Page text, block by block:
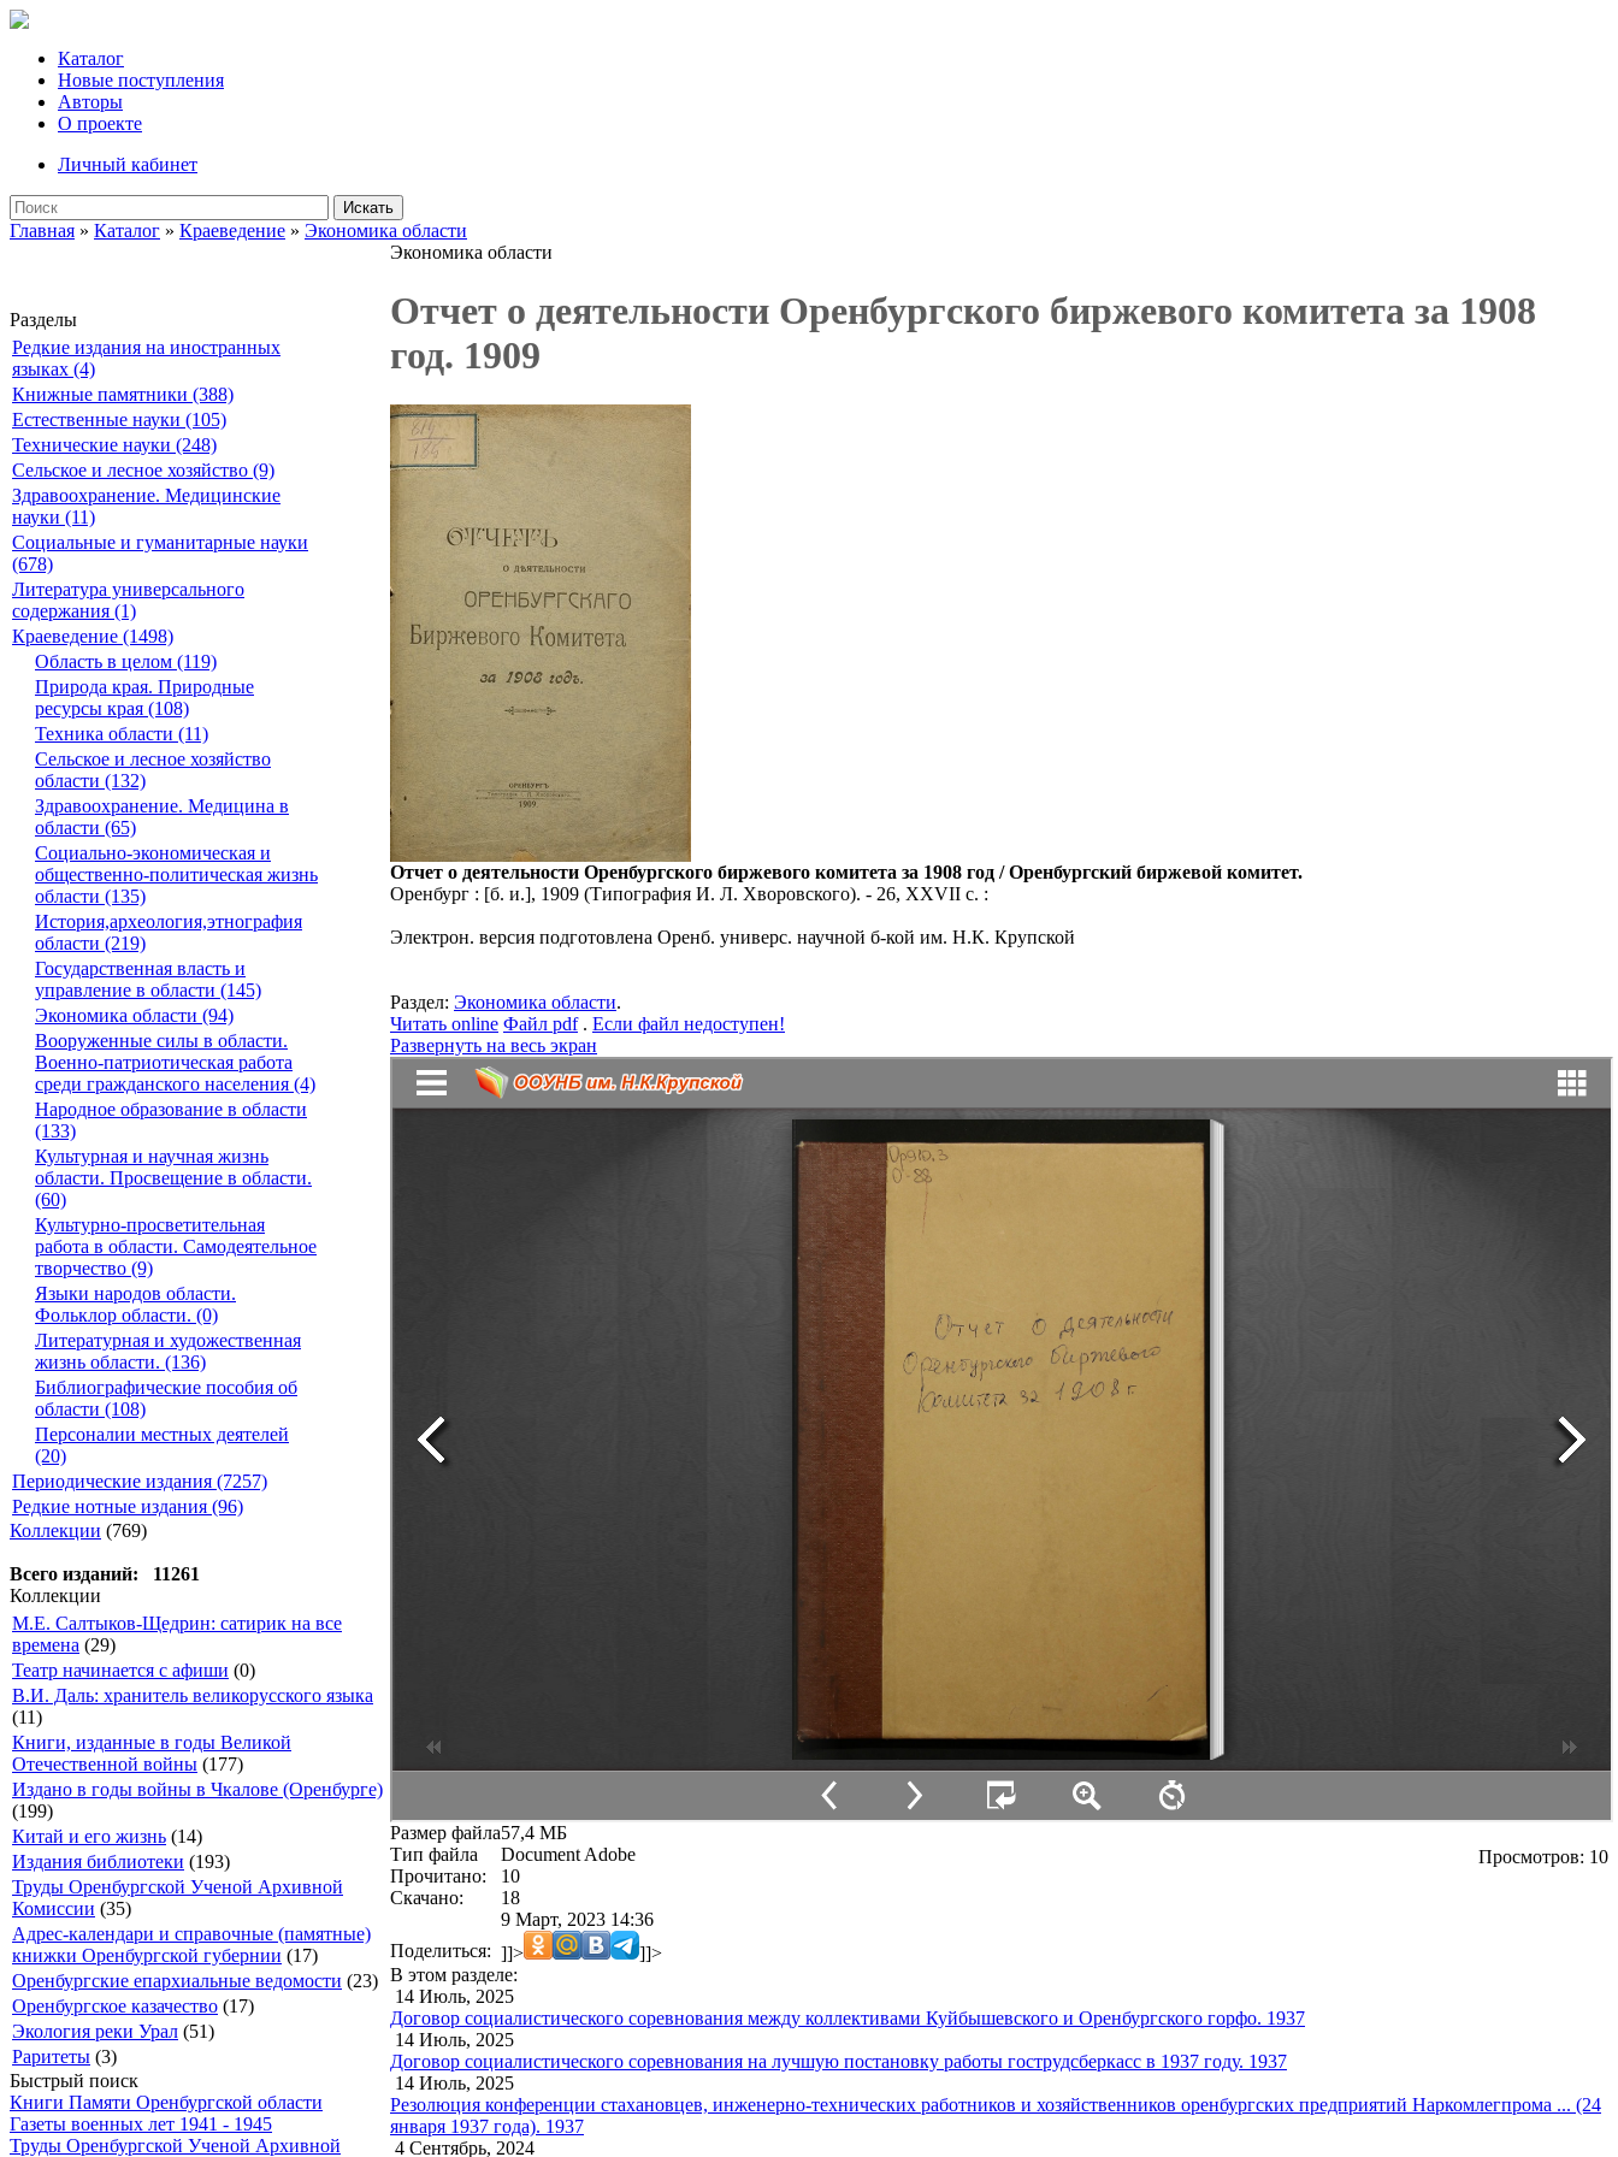
Каталог
Новые поступления
Авторы
О проекте
Личный кабинет
Искать
Главная » Каталог » Краеведение » Экономика области
Разделы
Редкие издания на иностранных
языках (4)
Книжные памятники (388)
Естественные науки (105)
Технические науки (248)
Сельское и лесное хозяйство (9)
Здравоохранение. Медицинские
науки (11)
Социальные и гуманитарные науки
(678)
Литература универсального
содержания (1)
Краеведение (1498)
Область в целом (119)
Природа края. Природные
ресурсы края (108)
Техника области (11)
Сельское и лесное хозяйство
области (132)
Здравоохранение. Медицина в
области (65)
Социально-экономическая и
общественно-политическая жизнь
области (135)
История,археология,этнография
области (219)
Государственная власть и
управление в области (145)
Экономика области (94)
Вооруженные силы в области.
Военно-патриотическая работа
среди гражданского населения (4)
Народное образование в области
(133)
Культурная и научная жизнь
области. Просвещение в области.
(60)
Культурно-просветительная
работа в области. Самодеятельное
творчество (9)
Языки народов области.
Фольклор области. (0)
Литературная и художественная
жизнь области. (136)
Библиографические пособия об
области (108)
Персоналии местных деятелей
(20)
Периодические издания (7257)
Редкие нотные издания (96)
Коллекции (769)
Всего изданий: 11261
Коллекции
М.Е. Салтыков-Щедрин: сатирик на все
времена (29)
Театр начинается с афиши (0)
В.И. Даль: хранитель великорусского языка
(11)
Книги, изданные в годы Великой
Отечественной войны (177)
Издано в годы войны в Чкалове (Оренбурге)
(199)
Китай и его жизнь (14)
Издания библиотеки (193)
Труды Оренбургской Ученой Архивной
Комиссии (35)
Адрес-календари и справочные (памятные)
книжки Оренбургской губернии (17)
Оренбургские епархиальные ведомости (23)
Оренбургское казачество (17)
Экология реки Урал (51)
Раритеты (3)
Быстрый поиск
Книги Памяти Оренбургской области
Газеты военных лет 1941 - 1945
Труды Оренбургской Ученой Архивной
Экономика области
Отчет о деятельности Оренбургского биржевого комитета за 1908
год. 1909
Отчет о деятельности Оренбургского биржевого комитета за 1908 год / Оренбургский биржевой комитет.
Оренбург : [б. и.], 1909 (Типография И. Л. Хворовского). - 26, XXVII с. :
Электрон. версия подготовлена Оренб. универс. научной б-кой им. Н.К. Крупской
Раздел: Экономика области.
Читать online Файл pdf. Если файл недоступен!
Развернуть на весь экран
Просмотров: 10
Размер файла57,4 МБ
Тип файла
Document Adobe
Прочитано:
10
Скачано:
18
9 Март, 2023 14:36
Поделиться: ]]>
]]>
В этом разделе:
14 Июль, 2025
Договор социалистического соревнования между коллективами Куйбышевского и Оренбургского горфо. 1937
14 Июль, 2025
Договор социалистического соревнования на лучшую постановку работы гострудсберкасс в 1937 году. 1937
14 Июль, 2025
Резолюция конференции стахановцев, инженерно-технических работников и хозяйственников оренбургских предприятий Наркомлегпрома ... (24
января 1937 года). 1937
4 Сентябрь, 2024